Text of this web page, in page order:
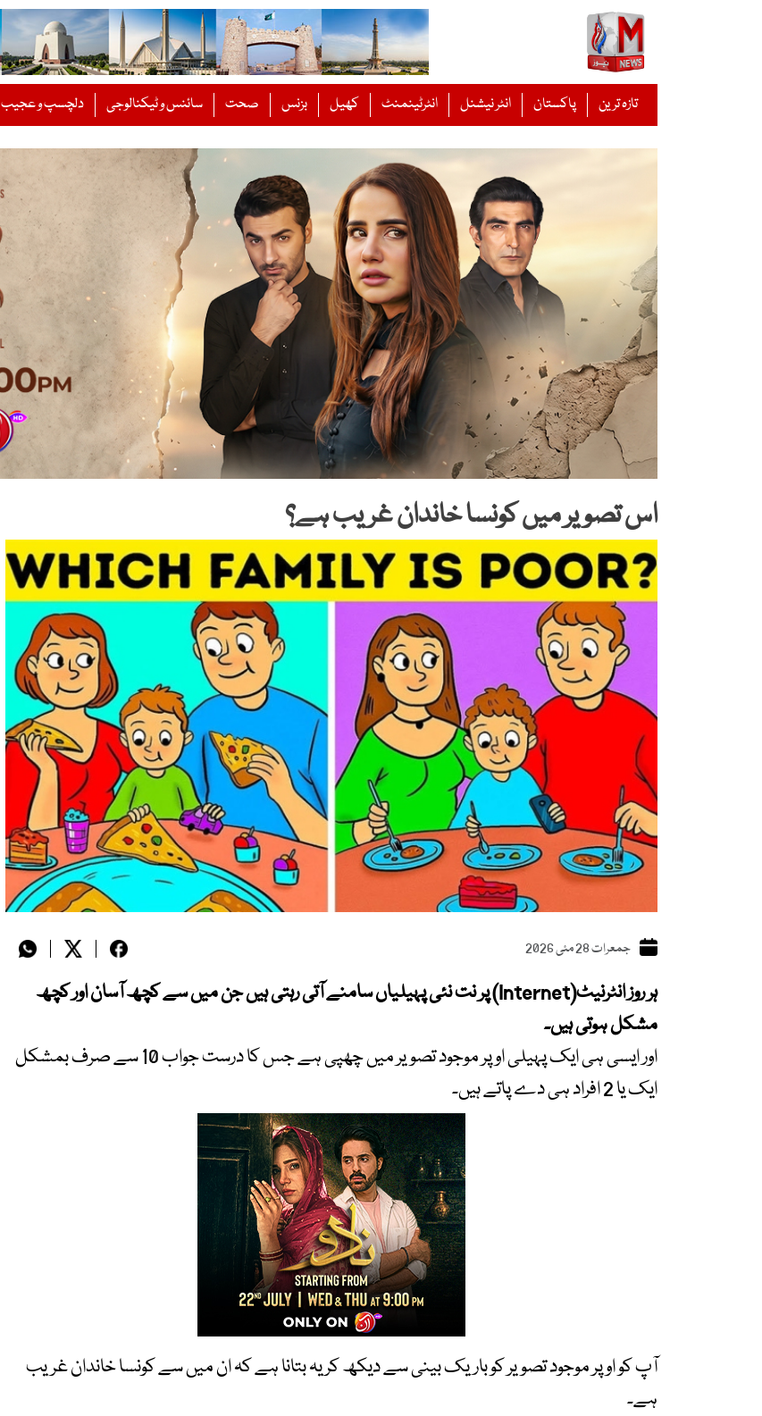
تازہ ترین پاکستان انٹر نیشنل انٹرٹینمنٹ کھیل بزنس صحت سائنس و ٹیکنالوجی دلچسپ و عجیب
اس تصویر میں کونسا خاندان غریب ہے؟
جمعرات 28 مئی 2026
ہر روز انٹرنیٹ(Internet) پر نت نئی پہیلیاں سامنے آتی رہتی ہیں جن میں سے کچھ آسان اور کچھ
مشکل ہوتی ہیں۔
اور ایسی ہی ایک پہیلی اوپر موجود تصویر میں چھپی ہے جس کا درست جواب 10 سے صرف بمشکل
ایک یا 2 افراد ہی دے پاتے ہیں۔
آپ کو اوپر موجود تصویر کو باریک بینی سے دیکھ کر یہ بتانا ہے کہ ان میں سے کونسا خاندان غریب
ہے۔